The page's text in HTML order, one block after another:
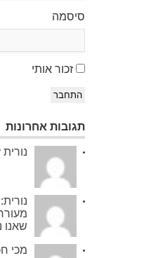
סיסמה
זכור אותי
התחבר
תגובות אחרונות
שאנו
מכי